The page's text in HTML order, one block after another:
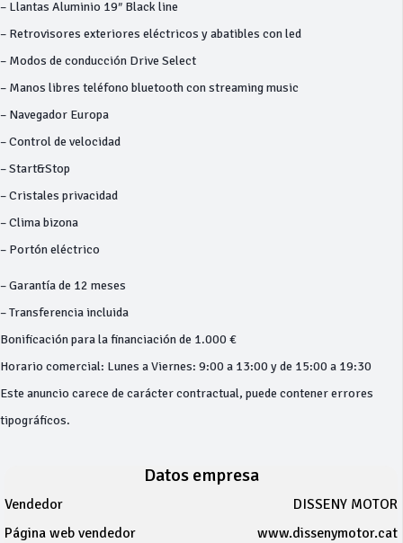
– Llantas Aluminio 19″ Black line
– Retrovisores exteriores eléctricos y abatibles con led
– Modos de conducción Drive Select
– Manos libres teléfono bluetooth con streaming music
– Navegador Europa
– Control de velocidad
– Start&Stop
– Cristales privacidad
– Clima bizona
– Portón eléctrico
– Garantía de 12 meses
– Transferencia incluida
Bonificación para la financiación de 1.000 €
Horario comercial: Lunes a Viernes: 9:00 a 13:00 y de 15:00 a 19:30
Este anuncio carece de carácter contractual, puede contener errores
tipográficos.
Datos empresa
Vendedor
DISSENY MOTOR
Página web vendedor
www.dissenymotor.cat